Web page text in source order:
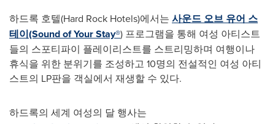
하드록 호텔(Hard Rock Hotels)에서는 사운드 오브 유어 스
테이(Sound of Your Stay®) 프로그램을 통해 여성 아티스트
들의 스포티파이 플레이리스트를 스트리밍하며 여행이나
휴식을 위한 분위기를 조성하고 10명의 전설적인 여성 아티
스트의 LP판을 객실에서 재생할 수 있다.
하드록의 세계 여성의 달 행사는